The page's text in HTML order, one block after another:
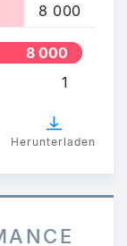
8 000
8 000
1
Herunterladen